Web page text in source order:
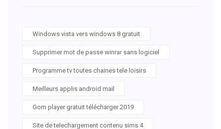
Windows vista vers windows 8 gratuit
Supprimer mot de passe winrar sans logiciel
Programme tv toutes chaines tele loisirs
Meilleurs applis android mail
Gom player gratuit télécharger 2019
Site de telechargement contenu sims 4